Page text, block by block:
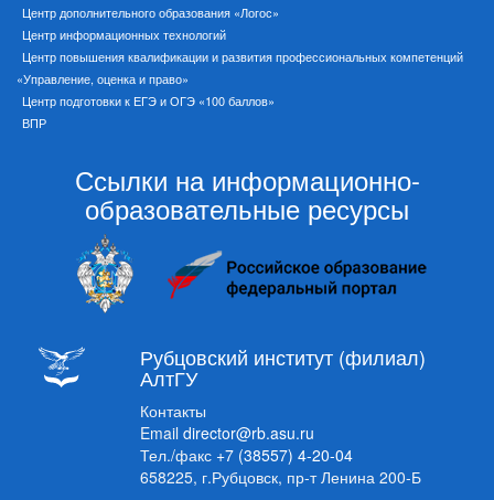
Центр дополнительного образования «Логос»
Центр информационных технологий
Центр повышения квалификации и развития профессиональных компетенций
«Управление, оценка и право»
Центр подготовки к ЕГЭ и ОГЭ «100 баллов»
ВПР
Ссылки на информационно-
образовательные ресурсы
Рубцовский институт (филиал)
АлтГУ
Контакты
Email director@rb.asu.ru
Тел./факс +7 (38557) 4-20-04
658225, г.Рубцовск, пр-т Ленина 200-Б